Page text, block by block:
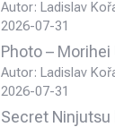
Autor: Ladislav
2026-07-31
Photo – Morihei
Autor: Ladislav
2026-07-31
Secret Ninjutsu